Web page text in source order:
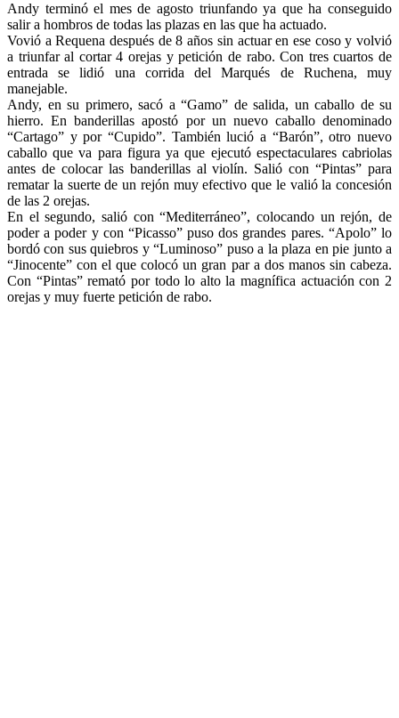
Andy terminó el mes de agosto triunfando ya que ha conseguido
salir a hombros de todas las plazas en las que ha actuado.
Vovió a Requena después de 8 años sin actuar en ese coso y volvió
a triunfar al cortar 4 orejas y petición de rabo. Con tres cuartos de
entrada se lidió una corrida del Marqués de Ruchena, muy
manejable.
Andy, en su primero, sacó a “Gamo” de salida, un caballo de su
hierro. En banderillas apostó por un nuevo caballo denominado
“Cartago” y por “Cupido”. También lució a “Barón”, otro nuevo
caballo que va para figura ya que ejecutó espectaculares cabriolas
antes de colocar las banderillas al violín. Salió con “Pintas” para
rematar la suerte de un rejón muy efectivo que le valió la concesión
de las 2 orejas.
En el segundo, salió con “Mediterráneo”, colocando un rejón, de
poder a poder y con “Picasso” puso dos grandes pares. “Apolo” lo
bordó con sus quiebros y “Luminoso” puso a la plaza en pie junto a
“Jinocente” con el que colocó un gran par a dos manos sin cabeza.
Con “Pintas” remató por todo lo alto la magnífica actuación con 2
orejas y muy fuerte petición de rabo.